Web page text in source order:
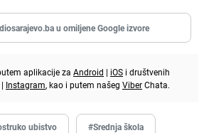
u omiljene Google izvore
aplikacije za Android | iOS i društvenih
| Instagram, kao i putem našeg ViberChata.
ubistvo #Srednja škola